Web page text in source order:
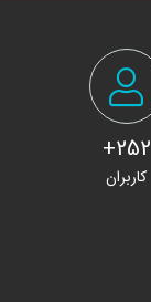
252+
کاربران